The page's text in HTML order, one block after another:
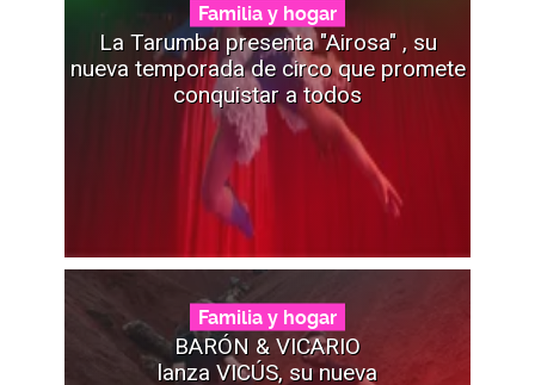
Familia y hogar
La Tarumba presenta "Airosa" , su
nueva temporada de circo que promete
conquistar a todos
Familia y hogar
BARÓN & VICARIO
lanza VICÚS, su nueva